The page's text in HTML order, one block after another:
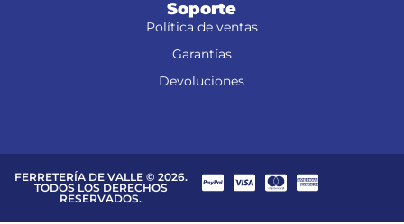
Soporte
Política de ventas
Garantías
Devoluciones
FERRETERÍA DE VALLE © 2026.
TODOS LOS DERECHOS
RESERVADOS.